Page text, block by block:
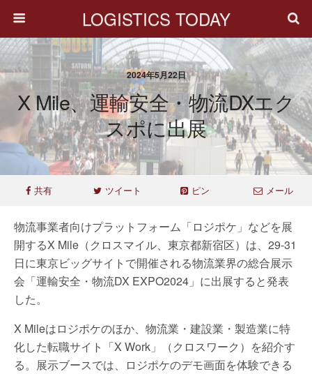
LOGISTICS TODAY
2024年5月22日
X Mile、運輸安全・物流DXエク
スポに出展
共有 ツイート ピン メール
物流事業者向けプラットフォーム「ロジポケ」などを展
開するX Mile（クロスマイル、東京都新宿区）は、29-31
日に東京ビッグサイトで開催される物流業界の総合展示
会「運輸安全・物流DX EXPO2024」に出展すると発表
した。
X Mileはロジポケのほか、物流業・建設業・製造業に特
化した転職サイト「X Work」（クロスワーク）を紹介す
る。展示ブースでは、ロジポケのデモ画面を体験できる